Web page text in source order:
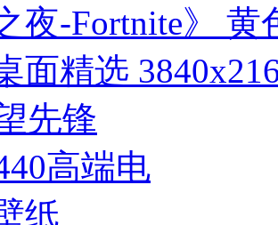
夜-Fortnite》
面精选